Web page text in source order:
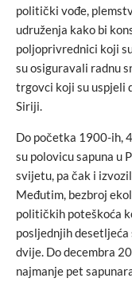
politički vođe,
udruženja kako bi
poljoprivrednici koji
su osiguravali radnu
trgovci koji su uspjeli
Siriji.
Do početka 1900-ih,
su polovicu sapuna u
svijetu, pa čak i
Međutim, bezbroj
političkih poteškoća
posljednjih
dvije. Do decembra
najmanje pet